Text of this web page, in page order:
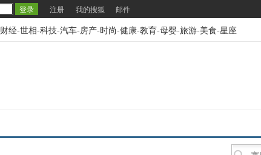
注册 我的搜狐 邮件
财经-世相-科技-汽车-房产-时尚-健康-教育-母婴-旅游-美食-星座